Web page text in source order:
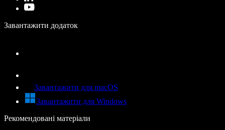
Завантажити додаток
Завантажити для macOS
Завантажити для Windows
Рекомендовані матеріали